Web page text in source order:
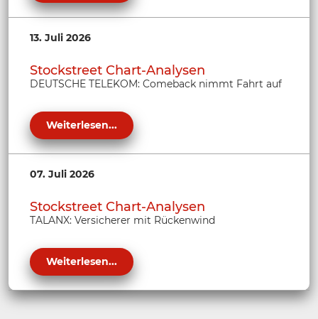
13. Juli 2026
Stockstreet Chart-Analysen
DEUTSCHE TELEKOM: Comeback nimmt Fahrt auf
Weiterlesen...
07. Juli 2026
Stockstreet Chart-Analysen
TALANX: Versicherer mit Rückenwind
Weiterlesen...